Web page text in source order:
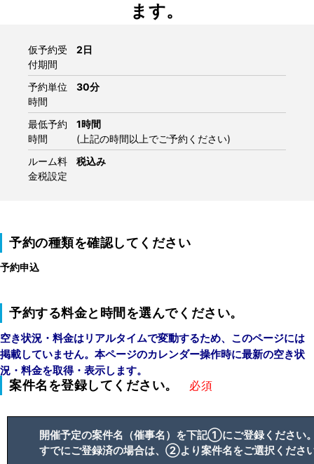
ます。
仮予約受
付期間
2日
予約単位
時間
30分
最低予約
時間
1時間
(上記の時間以上でご予約ください)
ルーム料
金税設定
税込み
予約の種類を確認してください
予約申込
予約する料金と時間を選んでください。
空き状況・料金はリアルタイムで変動するため、このページには
掲載していません。本ページのカレンダー操作時に最新の空き状
況・料金を取得・表示します。
案件名を登録してください。 必須
開催予定の案件名（催事名）を下記①にご登録ください
すでにご登録済の場合は、②より案件名をご選択くださ